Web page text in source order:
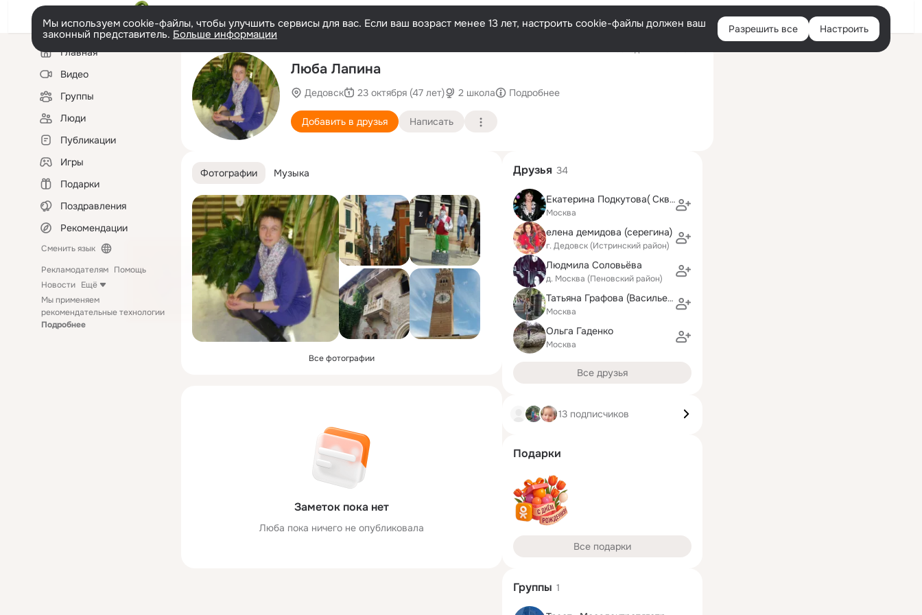
Войти
Мы используем cookie-файлы, чтобы улучшить сервисы для вас. Если ваш возраст менее 13 лет, настроить cookie-файлы должен ваш
законный представитель. Больше информации Разрешить все Настроить
Левая
колонкаГлавная
Видео
Группы
Люди
Публикации
Игры
Подарки
Поздравления
Рекомендации
Сменить язык
Рекламодателям Помощь
Новости Ещё
Мы применяем
рекомендательные технологии
Подробнее
Люба Лапина
Дедовск 23 октября (47 лет) 2 школа Подробнее
Добавить в друзья Написать
Фотографии Музыка
Все фотографии
Заметок пока нет
Люба пока ничего не опубликовала
Друзья 34
Екатерина Подкутова( Скворцова)
Москва
елена демидова (серегина)
г. Дедовск (Истринский район)
Людмила Соловьёва
д. Москва (Пеновский район)
Татьяна Графова (Васильева)
Москва
Ольга Гаденко
Москва
Все друзья
13 подписчиков
Подарки
Все подарки
Группы 1